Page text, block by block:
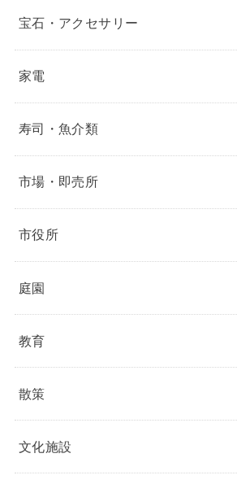
宝石・アクセサリー
家電
寿司・魚介類
市場・即売所
市役所
庭園
教育
散策
文化施設